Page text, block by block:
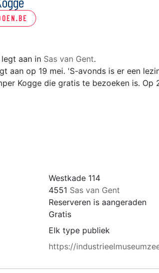
aan in Sas van Gent.
aan op 19 mei. 'S-avonds is er een
Kogge die gratis te bezoeken is.
Westkade 114
4551 Sas van Gent
Reserveren is aangeraden
Gratis
Elk type publiek
https://